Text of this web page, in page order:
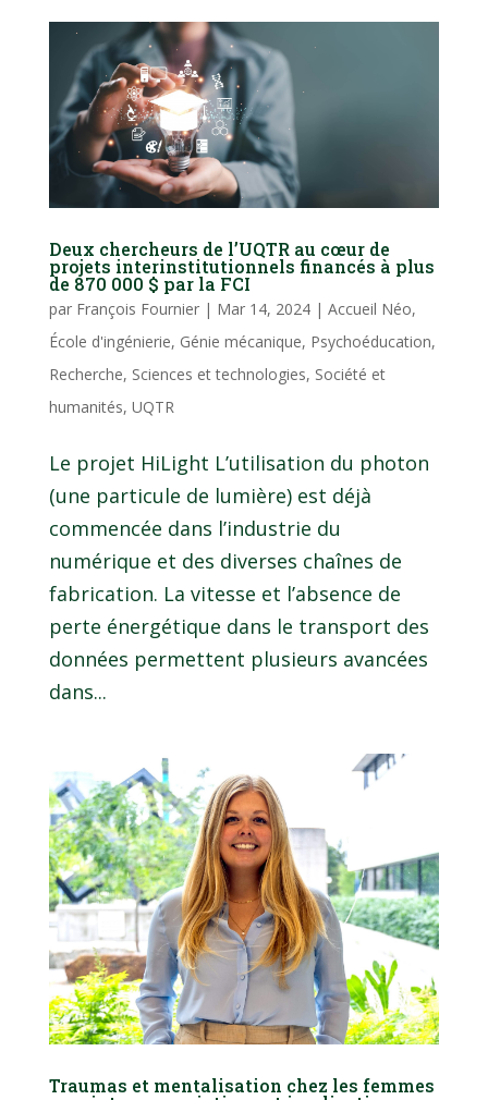
Deux chercheurs de l’UQTR au cœur de
projets interinstitutionnels financés à plus
de 870 000 $ par la FCI
par François Fournier| Mar 14, 2024| Accueil Néo,
École d'ingénierie, Génie mécanique, Psychoéducation,
Recherche, Sciences et technologies, Société et
humanités, UQTR
Le projet HiLight L’utilisation du photon
(une particule de lumière) est déjà
commencée dans l’industrie du
numérique et des diverses chaînes de
fabrication. La vitesse et l’absence de
perte énergétique dans le transport des
données permettent plusieurs avancées
dans...
Traumas et mentalisation chez les femmes